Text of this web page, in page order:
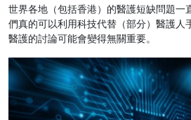
世界各地（包括香港）的醫護短缺問題一
們真的可以利用科技代替（部分）醫護人
醫護的討論可能會變得無關重要。